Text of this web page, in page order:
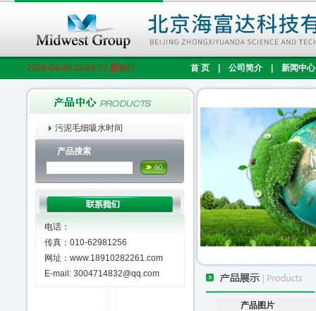
2026-08-09 10:05:37 星期日 首 页 公司简介 新闻中心
污泥毛细吸水时间
产品搜索
电话：
传真：010-62981256
网址：www.18910282261.com
E-mail: 3004714832@qq.com
产品图片